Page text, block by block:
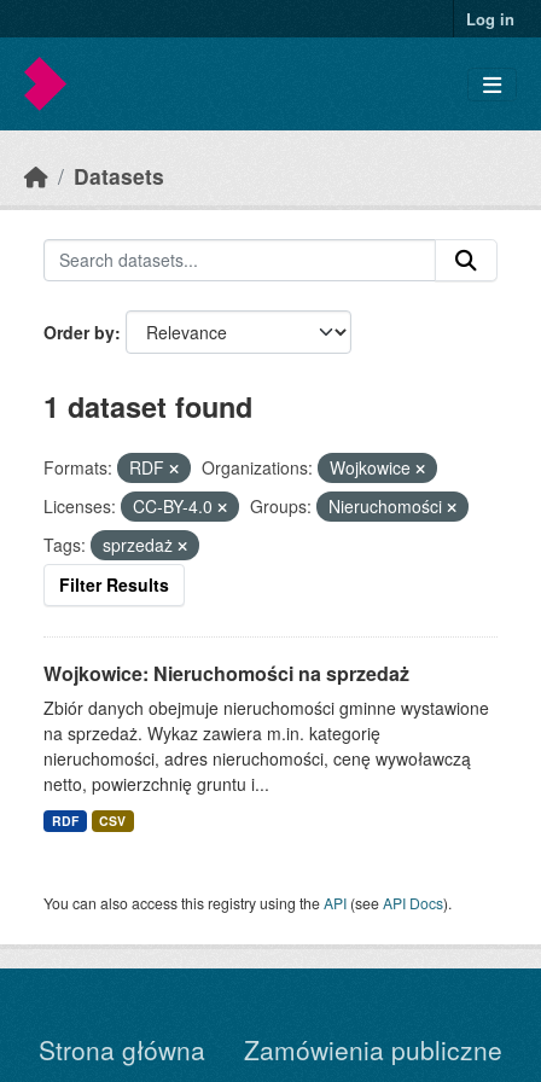
Log in
Datasets
Order by
1 dataset found
Formats: RDF Organizations:
Wojkowice
Licenses:
CC-BY-4.0 Groups:
Nieruchomości
Tags:
sprzedaż
Filter Results
Wojkowice: Nieruchomości na sprzedaż
Zbiór danych obejmuje nieruchomości gminne wystawione
na sprzedaż. Wykaz zawiera m.in. kategorię
nieruchomości, adres nieruchomości, cenę wywoławczą
netto, powierzchnię gruntu i...
RDF CSV
You can also access this registry using theAPI (seeAPI Docs).
Strona główna Zamówienia publiczne